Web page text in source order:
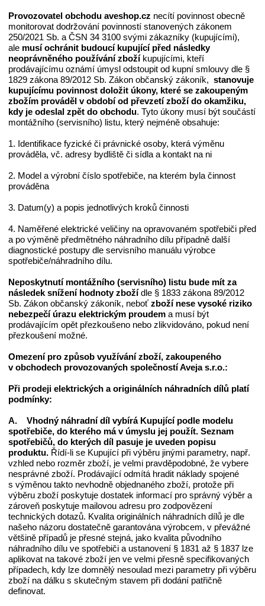
Provozovatel obchodu aveshop.cz necítí povinnost obecně
monitorovat dodržování povinností stanovených zákonem
250/2021 Sb. a ČSN 34 3100 svými zákazníky (kupujícími),
ale musí ochránit budoucí kupující před následky
neoprávněného používání zbožíkupujícími, kteří
prodávajícímu oznámí úmysl odstoupit od kupní smlouvy dle §
1829 zákona 89/2012 Sb. Zákon občanský zákoník, stanovuje
kupujícímu povinnost doložit úkony, které se zakoupeným
zbožím prováděl v období od převzetí zboží do okamžiku,
kdy je odeslal zpět do obchodu. Tyto úkony musí být součástí
montážního (servisního) listu, který nejméně obsahuje:
1. Identifikace fyzické či právnické osoby, která výměnu
prováděla, vč. adresy bydliště či sídla a kontakt na ni
2. Model a výrobní číslo spotřebiče, na kterém byla činnost
prováděna
3. Datum(y) a popis jednotlivých kroků činnosti
4. Naměřené elektrické veličiny na opravovaném spotřebiči před
a po výměně předmětného náhradního dílu případně další
diagnostické postupy dle servisního manuálu výrobce
spotřebiče/náhradního dílu.
Neposkytnutí montážního (servisního) listu bude mít za
následek snížení hodnoty zbožídle § 1833 zákona 89/2012
Sb. Zákon občanský zákoník, neboť zboží nese vysoké riziko
nebezpečí úrazu elektrickým proudema musí být
prodávajícím opět přezkoušeno nebo zlikvidováno, pokud není
přezkoušení možné.
Omezení pro způsob využívání zboží, zakoupeného
v obchodech provozovaných společností Aveja s.r.o.:
Při prodeji elektrických a originálních náhradních dílů platí
podmínky:
A. Vhodný náhradní díl vybírá Kupující podle modelu
spotřebiče, do kterého má v úmyslu jej použít. Seznam
spotřebičů, do kterých díl pasuje je uveden popisu
produktu.Řídí-li se Kupující při výběru jinými parametry, např.
vzhled nebo rozměr zboží, je velmi pravděpodobné, že vybere
nesprávné zboží. Prodávající odmítá hradit náklady spojené
s výměnou takto nevhodně objednaného zboží, protože při
výběru zboží poskytuje dostatek informací pro správný výběr a
zároveň poskytuje mailovou adresu pro zodpovězení
technických dotazů. Kvalita originálních náhradních dílů je dle
našeho názoru dostatečně garantována výrobcem, v převážné
většině případů je přesné stejná, jako kvalita původního
náhradního dílu ve spotřebiči a ustanovení § 1831 až § 1837 lze
aplikovat na takové zboží jen ve velmi přesně specifikovaných
případech, kdy lze domnělý nesoulad mezi parametry při výběru
zboží na dálku s skutečným stavem při dodání patřičně
definovat.